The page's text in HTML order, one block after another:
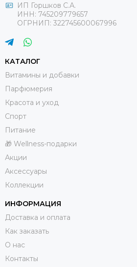
ИП Горшков С.А.
ИНН: 745209779657
ОГРНИП: 322745600067996
КАТАЛОГ
Витамины и добавки
Парфюмерия
Красота и уход
Спорт
Питание
🎁 Wellness-подарки
Акции
Аксессуары
Коллекции
ИНФОРМАЦИЯ
Доставка и оплата
Как заказать
О нас
Контакты